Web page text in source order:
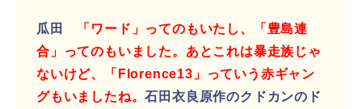
瓜田
「ワード」ってのもいたし、「豊島連
合」ってのもいました。あとこれは暴走族じゃ
ないけど、「Florence13」っていう赤ギャン
グもいましたね。石田衣良原作のクドカンのド